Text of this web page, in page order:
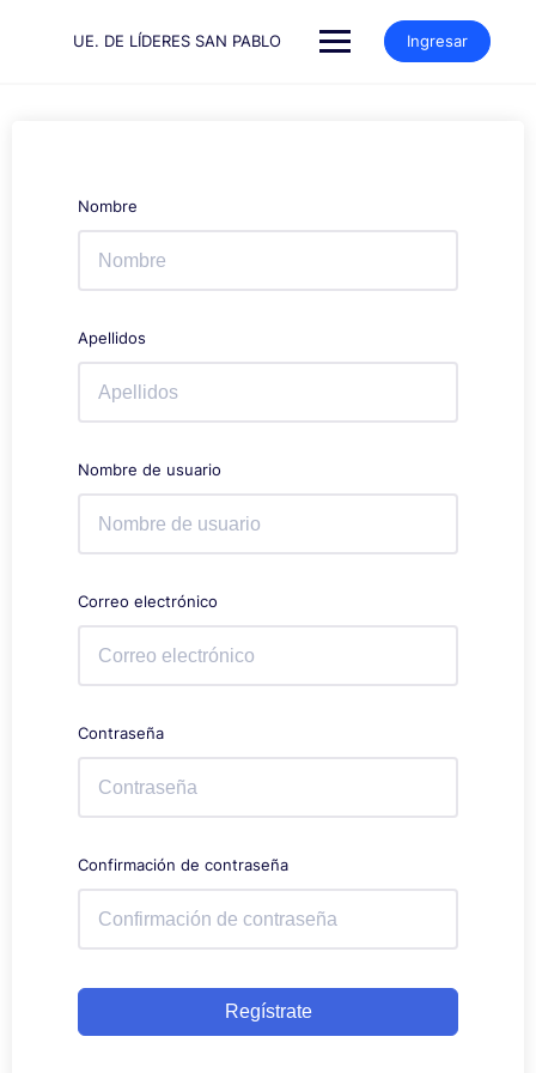
UE. DE LÍDERES SAN PABLO Ingresar
Nombre
Apellidos
Nombre de usuario
Correo electrónico
Contraseña
Confirmación de contraseña
Regístrate